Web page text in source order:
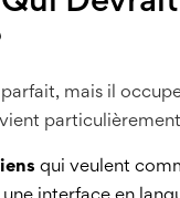
mais il
qui veulent